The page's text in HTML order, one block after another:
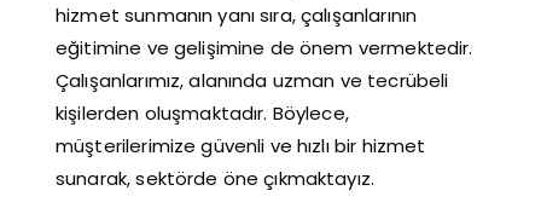
hizmet sunmanın yanı sıra, çalışanlarının
eğitimine ve gelişimine de önem vermektedir.
Çalışanlarımız, alanında uzman ve tecrübeli
kişilerden oluşmaktadır. Böylece,
müşterilerimize güvenli ve hızlı bir hizmet
sunarak, sektörde öne çıkmaktayız.